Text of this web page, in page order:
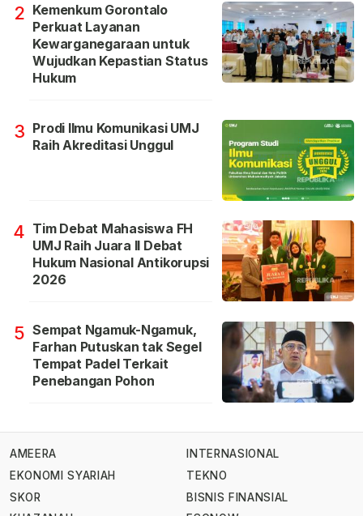
2 Kemenkum Gorontalo
Perkuat Layanan
Kewarganegaraan untuk
Wujudkan Kepastian Status
Hukum
3 Prodi Ilmu Komunikasi UMJ
Raih Akreditasi Unggul
4 Tim Debat Mahasiswa FH
UMJ Raih Juara II Debat
Hukum Nasional Antikorupsi
2026
5 Sempat Ngamuk-Ngamuk,
Farhan Putuskan tak Segel
Tempat Padel Terkait
Penebangan Pohon
AMEERA
EKONOMI SYARIAH
SKOR
INTERNASIONAL
TEKNO
BISNIS FINANSIAL